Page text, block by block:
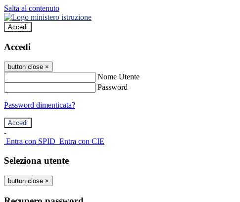
Salta al contenuto
Accedi
Accedi
button close ×
Nome Utente
Password
Password dimenticata?
-
Entra con SPID Entra con CIE
Seleziona utente
button close ×